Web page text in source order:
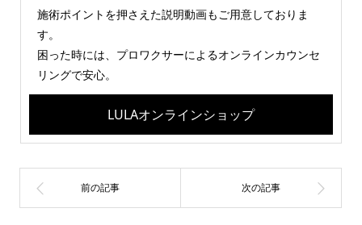
施術ポイントを押さえた説明動画もご用意しておりま
す。
困った時には、プロワクサーによるオンラインカウンセ
リングで安心。
LULAオンラインショップ